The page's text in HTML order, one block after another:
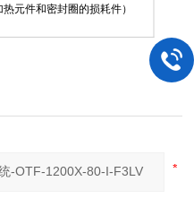
元件和密封圈的损耗件）